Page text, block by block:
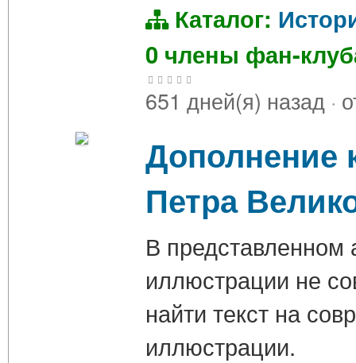
Каталог:
0 члены фан-
651 дней(я) назад ·
Дополнение
Петра
В представленном
иллюстрации не
найти текст на
иллюстрации.